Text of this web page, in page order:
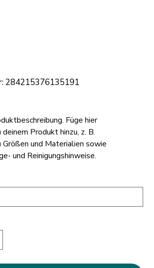
Artikelnummer:
284215376135191
284215376135191
Füge hier
Produkt hinzu, z. B.
Größen und Materialien sowie
und Reinigungshinweise.